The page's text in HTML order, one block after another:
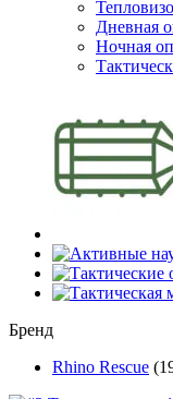
Дневная
Ночная
Бренд
Rhino Rescue